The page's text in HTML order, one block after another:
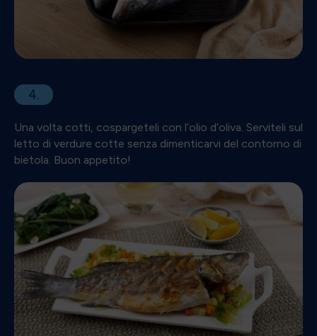
4.
Una volta cotti, cospargeteli con l’olio d’oliva. Serviteli sul
letto di verdure cotte senza dimenticarvi del contorno di
bietola. Buon appetito!